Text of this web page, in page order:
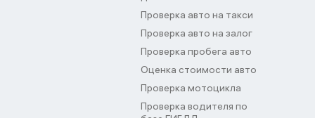
Проверка авто на такси
Проверка авто на залог
Проверка пробега авто
Оценка стоимости авто
Проверка мотоцикла
Проверка водителя по